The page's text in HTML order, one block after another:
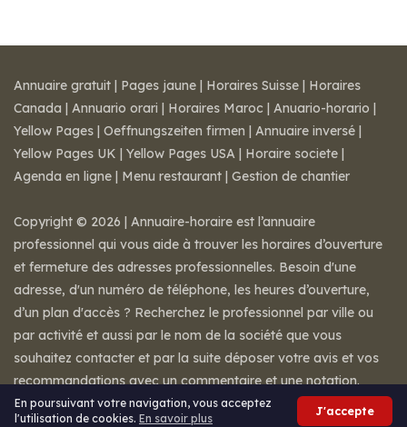
En poursuivant votre navigation, vous acceptez
l'utilisation de cookies. En savoir plus
J'accepte
Annuaire gratuit | Pages jaune | Horaires Suisse | Horaires
Canada | Annuario orari | Horaires Maroc | Anuario-horario |
Yellow Pages | Oeffnungszeiten firmen | Annuaire inversé |
Yellow Pages UK | Yellow Pages USA | Horaire societe |
Agenda en ligne | Menu restaurant | Gestion de chantier
Copyright © 2026 | Annuaire-horaire est l’annuaire
professionnel qui vous aide à trouver les horaires d’ouverture
et fermeture des adresses professionnelles. Besoin d'une
adresse, d'un numéro de téléphone, les heures d’ouverture,
d’un plan d'accès ? Recherchez le professionnel par ville ou
par activité et aussi par le nom de la société que vous
souhaitez contacter et par la suite déposer votre avis et vos
recommandations avec un commentaire et une notation.
Mentions légales-Conditions de ventes-Contact